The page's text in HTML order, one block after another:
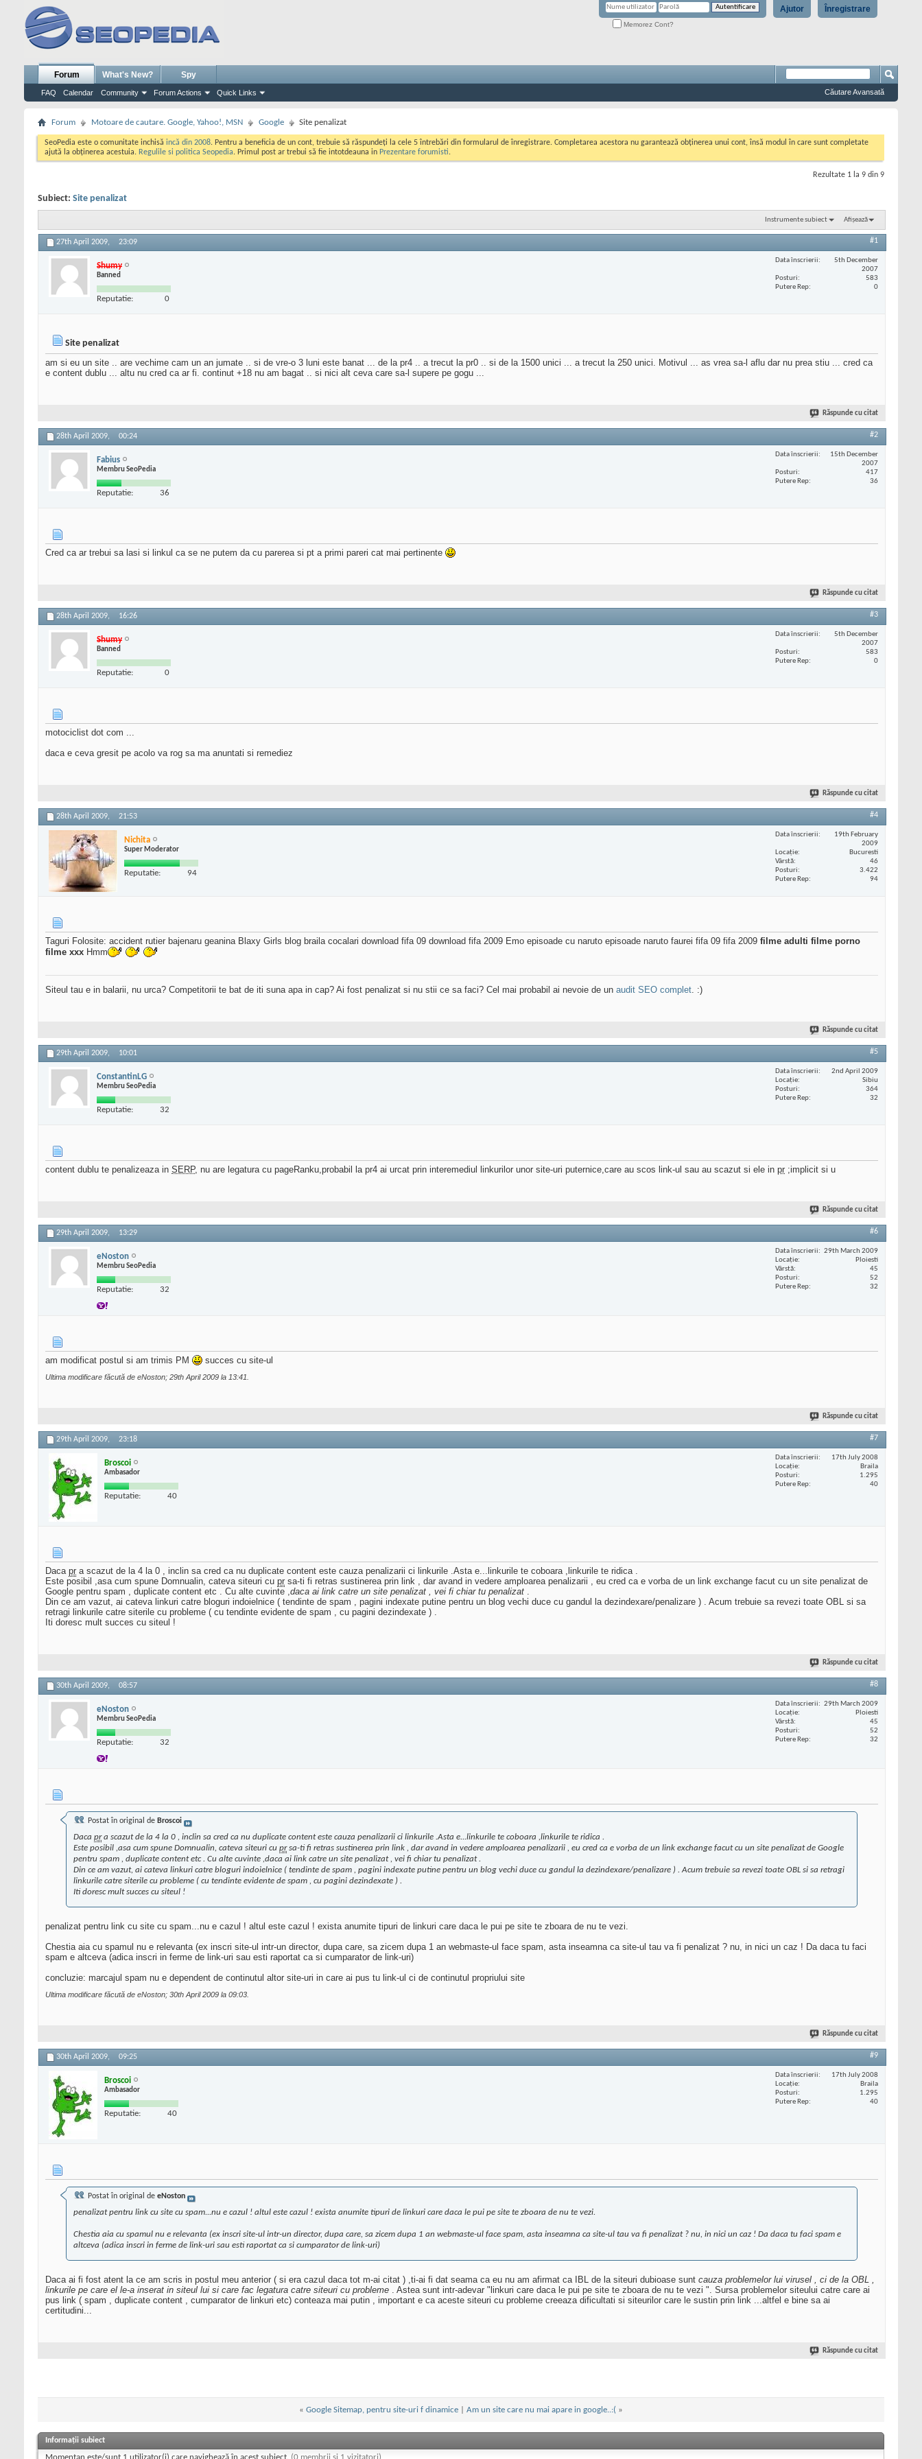
Înregistrare
Ajutor
Memorez Cont?
Forum
FAQ Calendar Community Forum Actions Quick Links
What's New? Spy
Căutare Avansată
Forum Motoare de cautare. Google, Yahoo!, MSN Google Site penalizat
SeoPedia este o comunitate inchisă incă din 2008. Pentru a beneficia de un cont, trebuie să răspundeți la cele 5 întrebări din formularul de înregistrare. Completarea acestora nu garantează obținerea unui cont, însă modul în care sunt completate
ajută la obținerea acestuia. Regulile si politica Seopedia. Primul post ar trebui să fie intotdeauna in Prezentare forumisti.
Rezultate 1 la 9 din 9
Subiect: Site penalizat
Instrumente subiect Afișează
27th April 2009, 23:09 #1
Shumy
Banned
Reputatie: 0
Data înscrierii
5th December
2007
Posturi
583
Putere Rep
0
Site penalizat
am si eu un site .. are vechime cam un an jumate .. si de vre-o 3 luni este banat ... de la pr4 .. a trecut la pr0 .. si de la 1500 unici ... a trecut la 250 unici. Motivul ... as vrea sa-l aflu dar nu prea stiu ... cred ca
e content dublu ... altu nu cred ca ar fi. continut +18 nu am bagat .. si nici alt ceva care sa-l supere pe gogu ...
Răspunde cu citat
28th April 2009, 00:24 #2
Fabius
Membru SeoPedia
Reputatie: 36
Data înscrierii
15th December
2007
Posturi
417
Putere Rep
36
Cred ca ar trebui sa lasi si linkul ca se ne putem da cu parerea si pt a primi pareri cat mai pertinente
Răspunde cu citat
28th April 2009, 16:26 #3
Shumy
Banned
Reputatie: 0
Data înscrierii
5th December
2007
Posturi
583
Putere Rep
0
motociclist dot com ...
daca e ceva gresit pe acolo va rog sa ma anuntati si remediez
Răspunde cu citat
28th April 2009, 21:53 #4
Nichita
Super Moderator
Reputatie: 94
Data înscrierii
19th February
2009
Locaţie
Bucuresti
Vârstă
46
Posturi
3.422
Putere Rep
94
Taguri Folosite: accident rutier bajenaru geanina Blaxy Girls blog braila cocalari download fifa 09 download fifa 2009 Emo episoade cu naruto episoade naruto faurei fifa 09 fifa 2009 filme adulti filme porno
filme xxx Hmm
Siteul tau e in balarii, nu urca? Competitorii te bat de iti suna apa in cap? Ai fost penalizat si nu stii ce sa faci? Cel mai probabil ai nevoie de un audit SEO complet. :)
Răspunde cu citat
29th April 2009, 10:01 #5
ConstantinLG
Membru SeoPedia
Reputatie: 32
Data înscrierii
2nd April 2009
Locaţie
Sibiu
Posturi
364
Putere Rep
32
content dublu te penalizeaza in SERP, nu are legatura cu pageRanku,probabil la pr4 ai urcat prin interemediul linkurilor unor site-uri puternice,care au scos link-ul sau au scazut si ele in pr ;implicit si u
Răspunde cu citat
29th April 2009, 13:29 #6
eNoston
Membru SeoPedia
Reputatie: 32
Data înscrierii
29th March 2009
Locaţie
Ploiesti
Vârstă
45
Posturi
52
Putere Rep
32
am modificat postul si am trimis PM succes cu site-ul
Ultima modificare făcută de eNoston; 29th April 2009 la 13:41
Răspunde cu citat
29th April 2009, 23:18 #7
Broscoi
Ambasador
Reputatie: 40
Data înscrierii
17th July 2008
Locaţie
Braila
Posturi
1.295
Putere Rep
40
Daca pr a scazut de la 4 la 0 , inclin sa cred ca nu duplicate content este cauza penalizarii ci linkurile .Asta e...linkurile te coboara ,linkurile te ridica .
Este posibil ,asa cum spune Domnualin, cateva siteuri cu pr sa-ti fi retras sustinerea prin link , dar avand in vedere amploarea penalizarii , eu cred ca e vorba de un link exchange facut cu un site penalizat de
Google pentru spam , duplicate content etc . Cu alte cuvinte ,daca ai link catre un site penalizat , vei fi chiar tu penalizat .
Din ce am vazut, ai cateva linkuri catre bloguri indoielnice ( tendinte de spam , pagini indexate putine pentru un blog vechi duce cu gandul la dezindexare/penalizare ) . Acum trebuie sa revezi toate OBL si sa
retragi linkurile catre siterile cu probleme ( cu tendinte evidente de spam , cu pagini dezindexate ) .
Iti doresc mult succes cu siteul !
Răspunde cu citat
30th April 2009, 08:57 #8
eNoston
Membru SeoPedia
Reputatie: 32
Data înscrierii
29th March 2009
Locaţie
Ploiesti
Vârstă
45
Posturi
52
Putere Rep
32
Postat în original de Broscoi
Daca pra scazut de la 4 la 0 , inclin sa cred ca nu duplicate content este cauza penalizarii ci linkurile .Asta e...linkurile te coboara ,linkurile te ridica .
Este posibil ,asa cum spune Domnualin, cateva siteuri cu prsa-ti fi retras sustinerea prin link , dar avand in vedere amploarea penalizarii , eu cred ca e vorba de un link exchange facut cu un site penalizat de Google
pentru spam , duplicate content etc . Cu alte cuvinte ,daca ai link catre un site penalizat , vei fi chiar tu penalizat.
Din ce am vazut, ai cateva linkuri catre bloguri indoielnice ( tendinte de spam , pagini indexate putine pentru un blog vechi duce cu gandul la dezindexare/penalizare ) . Acum trebuie sa revezi toate OBL si sa retragi
linkurile catre siterile cu probleme ( cu tendinte evidente de spam , cu pagini dezindexate ) .
Iti doresc mult succes cu siteul !
penalizat pentru link cu site cu spam...nu e cazul ! altul este cazul ! exista anumite tipuri de linkuri care daca le pui pe site te zboara de nu te vezi.
Chestia aia cu spamul nu e relevanta (ex inscri site-ul intr-un director, dupa care, sa zicem dupa 1 an webmaste-ul face spam, asta inseamna ca site-ul tau va fi penalizat ? nu, in nici un caz ! Da daca tu faci
spam e altceva (adica inscri in ferme de link-uri sau esti raportat ca si cumparator de link-uri)
concluzie: marcajul spam nu e dependent de continutul altor site-uri in care ai pus tu link-ul ci de continutul propriului site
Ultima modificare făcută de eNoston; 30th April 2009 la 09:03
Răspunde cu citat
30th April 2009, 09:25 #9
Broscoi
Ambasador
Reputatie: 40
Data înscrierii
17th July 2008
Locaţie
Braila
Posturi
1.295
Putere Rep
40
Postat în original de eNoston
penalizat pentru link cu site cu spam...nu e cazul ! altul este cazul ! exista anumite tipuri de linkuri care daca le pui pe site te zboara de nu te vezi.
Chestia aia cu spamul nu e relevanta (ex inscri site-ul intr-un director, dupa care, sa zicem dupa 1 an webmaste-ul face spam, asta inseamna ca site-ul tau va fi penalizat ? nu, in nici un caz ! Da daca tu faci spam e
altceva (adica inscri in ferme de link-uri sau esti raportat ca si cumparator de link-uri)
Daca ai fi fost atent la ce am scris in postul meu anterior ( si era cazul daca tot m-ai citat ) ,ti-ai fi dat seama ca eu nu am afirmat ca IBL de la siteuri dubioase sunt cauza problemelor lui virusel , ci de la OBL ,
linkurile pe care el le-a inserat in siteul lui si care fac legatura catre siteuri cu probleme . Astea sunt intr-adevar "linkuri care daca le pui pe site te zboara de nu te vezi ". Sursa problemelor siteului catre care ai
pus link ( spam , duplicate content , cumparator de linkuri etc) conteaza mai putin , important e ca aceste siteuri cu probleme creeaza dificultati si siteurilor care le sustin prin link ...altfel e bine sa ai
certitudini...
Răspunde cu citat
« Google Sitemap, pentru site-uri f dinamice Am un site care nu mai apare in google..:( »
Informații subiect